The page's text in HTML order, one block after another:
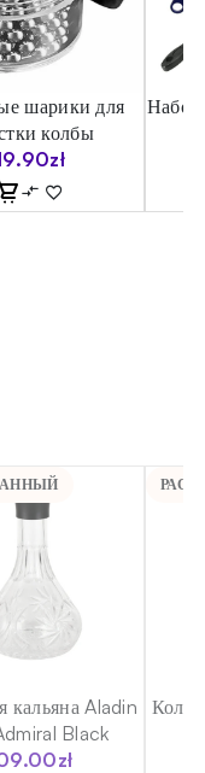
шарики для
колбы
zł
Набор
кальяна Aladin
Black
zł